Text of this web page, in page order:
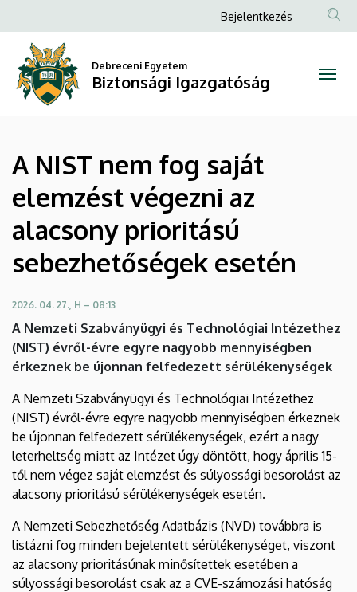
NIST
nem
elemzést
végezni
az
alacsony
prioritású
sebezhetőségek
esetén
Biztonsági
Igazgatóság
a
tartalomra
Anonim
menüje
Bejelentkezés
Debreceni Egyetem
Biztonsági Igazgatóság
A NIST nem fog saját
elemzést végezni az
alacsony prioritású
sebezhetőségek esetén
2026. 04. 27., H – 08:13
A Nemzeti Szabványügyi és Technológiai Intézethez
(NIST) évről-évre egyre nagyobb mennyiségben
érkeznek be újonnan felfedezett sérülékenységek
A Nemzeti Szabványügyi és Technológiai Intézethez
(NIST) évről-évre egyre nagyobb mennyiségben érkeznek
be újonnan felfedezett sérülékenységek, ezért a nagy
leterheltség miatt az Intézet úgy döntött, hogy április 15-
től nem végez saját elemzést és súlyossági besorolást az
alacsony prioritású sérülékenységek esetén.
A Nemzeti Sebezhetőség Adatbázis (NVD) továbbra is
listázni fog minden bejelentett sérülékenységet, viszont
az alacsony prioritásúnak minősítettek esetében a
súlyossági besorolást csak az a CVE-számozási hatóság